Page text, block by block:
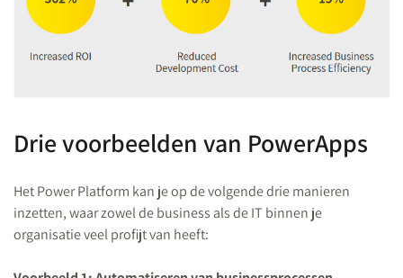
Drie voorbeelden van PowerApps
Het Power Platform kan je op de volgende drie manieren
inzetten, waar zowel de business als de IT binnen je
organisatie veel profijt van heeft: